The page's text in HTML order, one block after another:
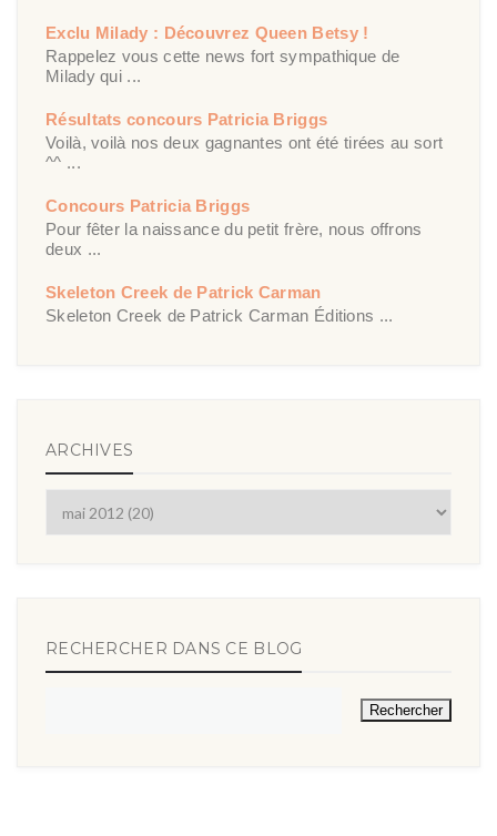
Exclu Milady : Découvrez Queen Betsy !
Rappelez vous cette news fort sympathique de
Milady qui ...
Résultats concours Patricia Briggs
Voilà, voilà nos deux gagnantes ont été tirées au sort
^^ ...
Concours Patricia Briggs
Pour fêter la naissance du petit frère, nous offrons
deux ...
Skeleton Creek de Patrick Carman
Skeleton Creek de Patrick Carman Éditions ...
ARCHIVES
RECHERCHER DANS CE BLOG